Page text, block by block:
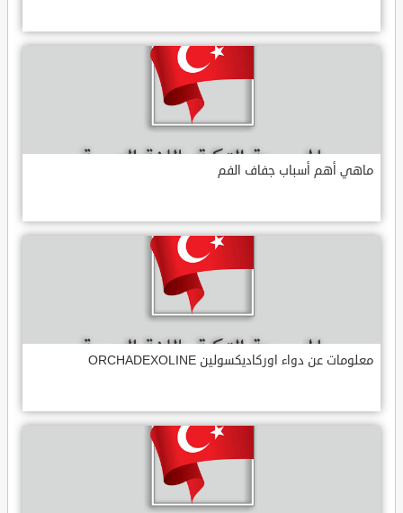
ماهي أهم أسباب جفاف الفم
معلومات عن دواء اوركاديكسولين ORCHADEXOLINE